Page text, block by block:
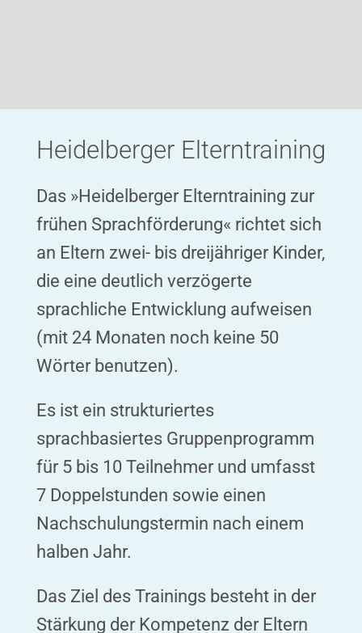
Heidelberger Elterntraining
Das »Heidelberger Elterntraining zur
frühen Sprachförderung« richtet sich
an Eltern zwei- bis dreijähriger Kinder,
die eine deutlich verzögerte
sprachliche Entwicklung aufweisen
(mit 24 Monaten noch keine 50
Wörter benutzen).
Es ist ein strukturiertes
sprachbasiertes Gruppenprogramm
für 5 bis 10 Teilnehmer und umfasst
7 Doppelstunden sowie einen
Nachschulungstermin nach einem
halben Jahr.
Das Ziel des Trainings besteht in der
Stärkung der Kompetenz der Eltern